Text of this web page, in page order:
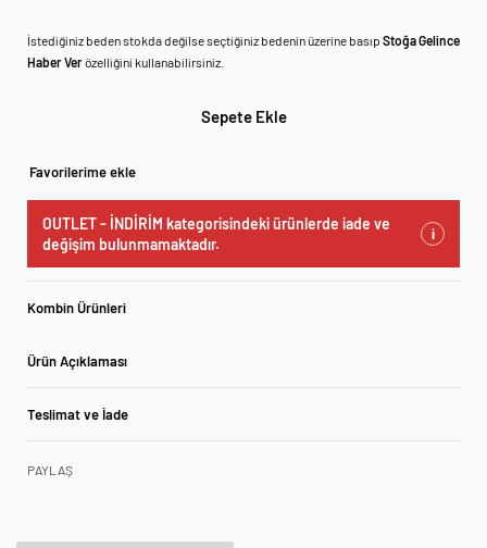
İstediğiniz beden stokda değilse seçtiğiniz bedenin üzerine basıp Stoğa Gelince
Haber Verözelliğini kullanabilirsiniz.
Sepete Ekle
Favorilerime ekle
OUTLET - İNDİRİM kategorisindeki ürünlerde iade ve
değişim bulunmamaktadır.
i
Kombin Ürünleri
Ürün Açıklaması
Teslimat ve İade
PAYLAŞ